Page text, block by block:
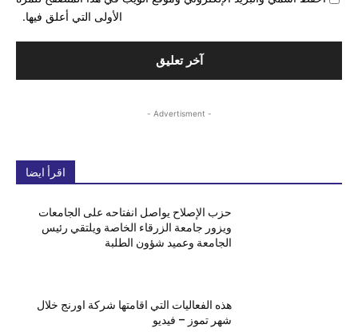
الأولى التي أعلق فيها.
- Advertisment -
اقرأ ايضا
حزب الإصلاح يواصل انفتاحه على الجامعات
ويزور جامعة الزرقاء الخاصة ويلتقي رئيس
الجامعة وعميد شؤون الطلبة
هذه الفعاليات التي اقامتها شركة اورنج خلال
شهر تموز – فيديو